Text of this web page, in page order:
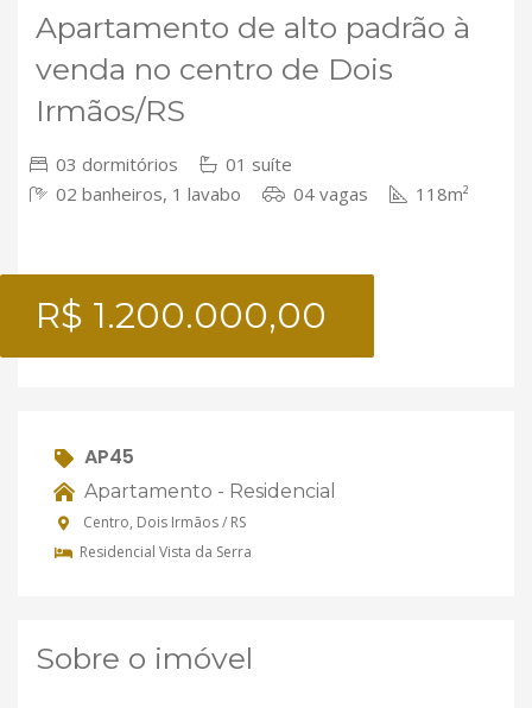
Apartamento de alto padrão à
venda no centro de Dois
Irmãos/RS
03 dormitórios
01 suíte
02 banheiros, 1 lavabo
04 vagas 118m²
R$ 1.200.000,00
AP45
Apartamento - Residencial
Centro, Dois Irmãos / RS
Residencial Vista da Serra
Sobre o imóvel